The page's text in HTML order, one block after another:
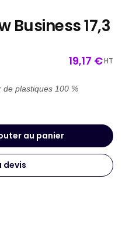
Business 17,3
19,17 €HT
plastiques 100 %
au panier
devis